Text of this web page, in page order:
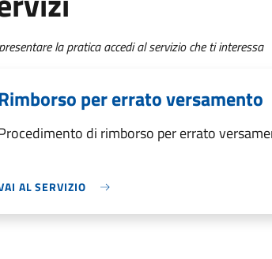
la pratica accedi al servizio che ti interessa
per errato versamento
di rimborso per errato
AL SERVIZIO